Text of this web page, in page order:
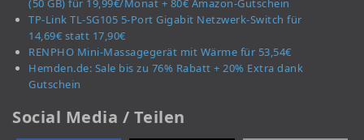
(50 GB) für 19,99€/Monat + 80€ Amazon-Gutschein
TP-Link TL-SG105 5-Port Gigabit Netzwerk-Switch für
14,69€ statt 17,90€
RENPHO Mini-Massagegerät mit Wärme für 53,54€
Hemden.de: Sale bis zu 76% Rabatt + 20% Extra dank
Gutschein
Social Media / Teilen